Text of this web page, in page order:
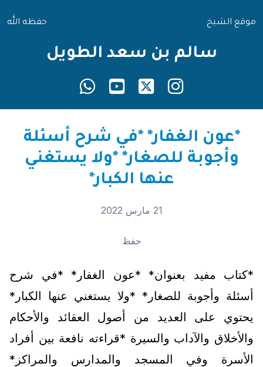
موقع الشيخ حفظه الله
سالم بن سعد الطويل
*عون الغفار* *في شرح أسئلة
وأجوبة للصغار* *ولا يستغني
عنها الكبار*
21 مارس 2022
حفظ
*كتاب مفيد بعنوان* *عون الغفار* *في شرح
أسئلة وأجوبة للصغار* *ولا يستغني عنها الكبار*
يحتوي على العديد من أصول العقائد والأحكام
والأخلاق والآداب والسيرة *قراءته نافعة بين أفراد
الأسرة وفي المسجد والمدارس والمراكز*